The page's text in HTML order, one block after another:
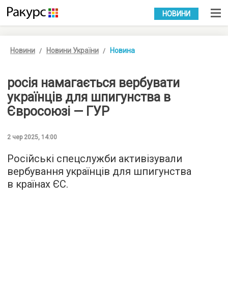
УКР РУС
НОВИНИ
Новини Новини України Новина
росія намагається вербувати
українців для шпигунства в
Євросоюзі — ГУР
2 чер 2025, 14:00
Російські спецслужби активізували
вербування українців для шпигунства
в країнах ЄС.